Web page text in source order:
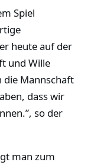
Spiel
heute auf der
und Wille
die Mannschaft
dass wir
so der
man zum